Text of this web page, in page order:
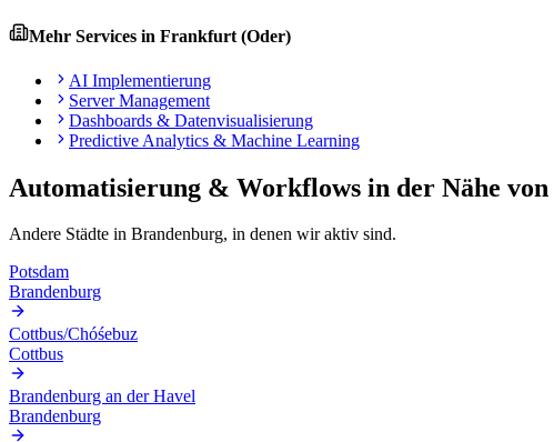
Mehr Services in Frankfurt (Oder)
AI Implementierung
Server Management
Dashboards & Datenvisualisierung
Predictive Analytics & Machine Learning
Automatisierung & Workflows in der Nähe von
Andere Städte in Brandenburg, in denen wir aktiv sind.
Potsdam
Brandenburg
Cottbus/Chóśebuz
Cottbus
Brandenburg an der Havel
Brandenburg